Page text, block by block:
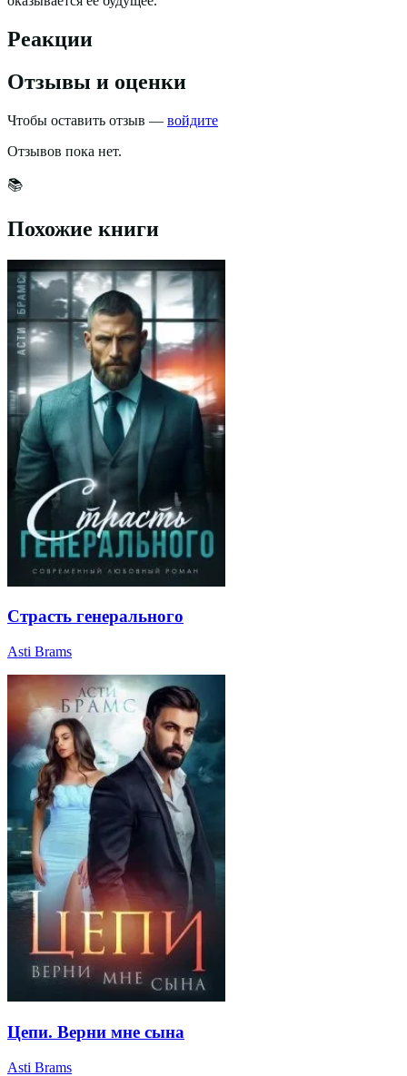
Реакции
Отзывы и оценки
Чтобы оставить отзыв — войдите
Отзывов пока нет.
📚
Похожие книги
Страсть генерального
Asti Brams
Цепи. Верни мне сына
Asti Brams